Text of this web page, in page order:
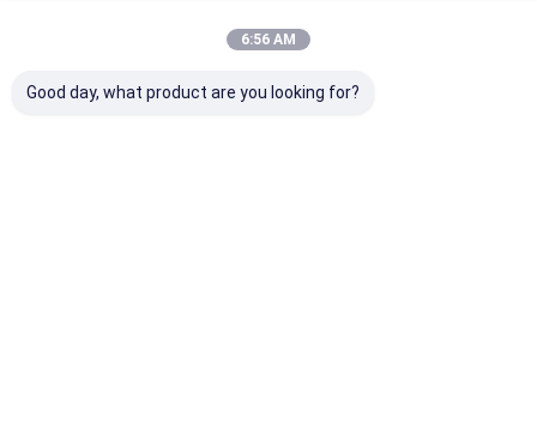
スクラップベーラー機中国工場.Copyright © 2026 JiangSu
DaLongKai Technology Co., Ltd. All Rights Reserved.
6:56 AM
Good day, what product are you looking for?